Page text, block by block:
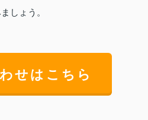
しょう。
せはこちら